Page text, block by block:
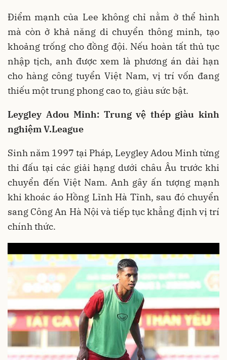
Điểm mạnh của Lee không chỉ nằm ở thể hình
mà còn ở khả năng di chuyển thông minh, tạo
khoảng trống cho đồng đội. Nếu hoàn tất thủ tục
nhập tịch, anh được xem là phương án dài hạn
cho hàng công tuyển Việt Nam, vị trí vốn đang
thiếu một trung phong cao to, giàu sức bật.
Leygley Adou Minh: Trung vệ thép giàu kinh
nghiệm V.League
Sinh năm 1997 tại Pháp, Leygley Adou Minh từng
thi đấu tại các giải hạng dưới châu Âu trước khi
chuyển đến Việt Nam. Anh gây ấn tượng mạnh
khi khoác áo Hồng Lĩnh Hà Tĩnh, sau đó chuyển
sang Công An Hà Nội và tiếp tục khẳng định vị trí
chính thức.